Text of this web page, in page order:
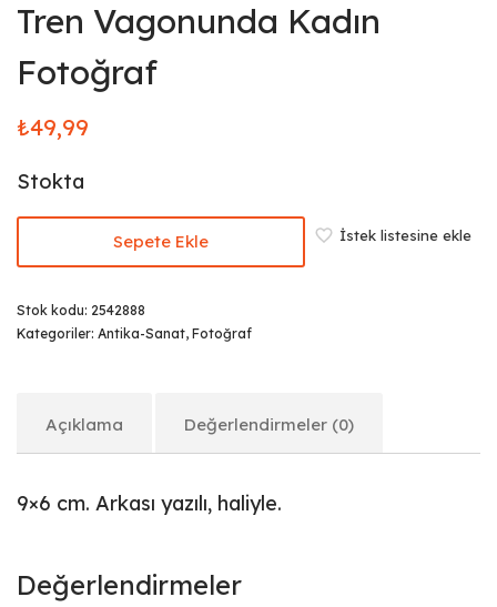
Tren Vagonunda Kadın
Fotoğraf
₺49,99
Stokta
Sepete Ekle İstek listesine ekle
Stok kodu: 2542888
Kategoriler: Antika-Sanat, Fotoğraf
Açıklama Değerlendirmeler (0)
9×6 cm. Arkası yazılı, haliyle.
Değerlendirmeler